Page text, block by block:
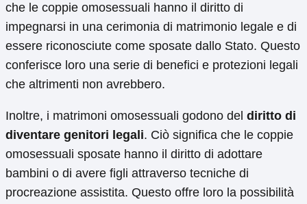
che le coppie omosessuali hanno il diritto di
impegnarsi in una cerimonia di matrimonio legale e di
essere riconosciute come sposate dallo Stato. Questo
conferisce loro una serie di benefici e protezioni legali
che altrimenti non avrebbero.
Inoltre, i matrimoni omosessuali godono del diritto di
diventare genitori legali. Ciò significa che le coppie
omosessuali sposate hanno il diritto di adottare
bambini o di avere figli attraverso tecniche di
procreazione assistita. Questo offre loro la possibilità